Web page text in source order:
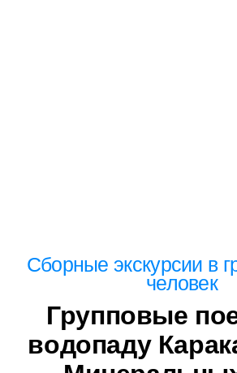
Сборныеэкскурсии в
человек
Групповые
водопаду